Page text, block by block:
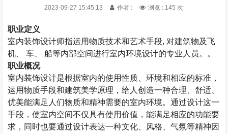
2023-09-27 15:45:13 作者 : 浏览 : 145 次
职业定义
室内装饰设计师指运用物质技术和艺术手段, 对建筑物及飞
机、 车、 船等内部空间进行室内环境设计的专业人员。。
职业概况
室内装饰设计是根据室内的使用性质、环境和相应的标准，
运用物质手段和建筑美学原理，给人创造一种合理、舒适、
优美能满足人们物质和精神需要的室内环境。通过设计这一
手段，使室内空间不仅具有使用价值，能满足相应的功能要
求，同时也要通过设计表达一种文化、风格、气氛等精神因